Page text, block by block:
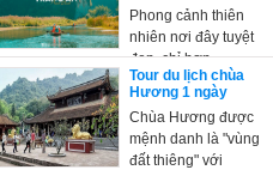
Phong cảnh thiên
nhiên nơi đây tuyệt
đẹp, chỉ hơn
Tour du lịch chùa
Hương 1 ngày
Chùa Hương được
mệnh danh là "vùng
đất thiêng" với